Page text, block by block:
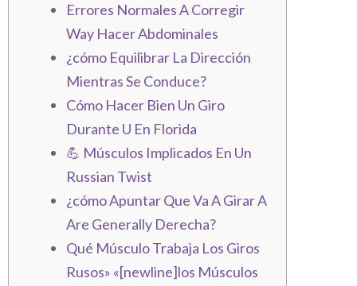
Errores Normales A Corregir
Way Hacer Abdominales
¿cómo Equilibrar La Dirección
Mientras Se Conduce?
Cómo Hacer Bien Un Giro
Durante U En Florida
💪 Músculos Implicados En Un
Russian Twist
¿cómo Apuntar Que Va A Girar A
Are Generally Derecha?
Qué Músculo Trabaja Los Giros
Rusos» «[newline]los Músculos